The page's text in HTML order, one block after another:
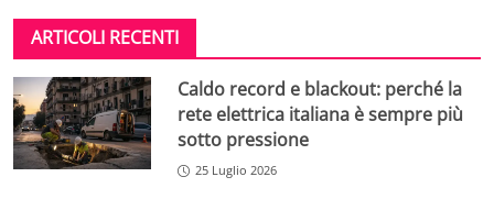
ARTICOLI RECENTI
Caldo record e blackout: perché la
rete elettrica italiana è sempre più
sotto pressione
25 Luglio 2026